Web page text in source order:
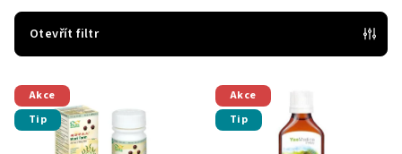
r
o
d
u
Otevřít filtr
V
ý
p
Akce
Tip
Akce
Tip